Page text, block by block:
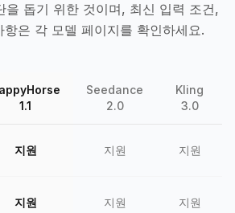
을 돕기 위한 것이며, 최신 입력 조건,
은 각 모델 페이지를 확인하세요.
1.1
Seedance
2.0
Kling
3.0
지원 지원 지원
지원 지원 지원